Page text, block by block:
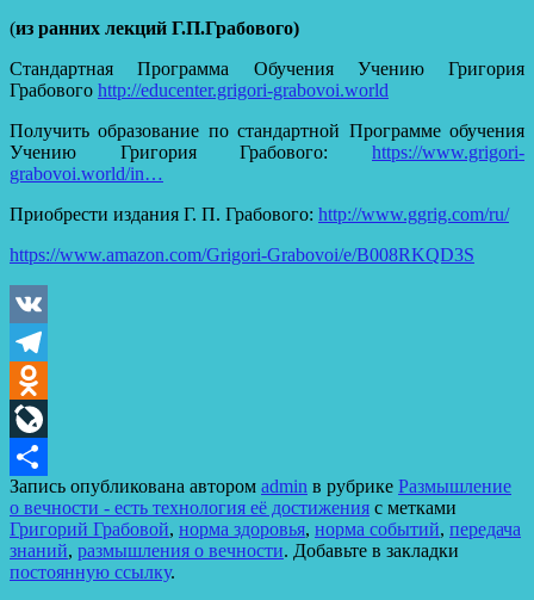
(из ранних лекций Г.П.Грабового)
Стандартная Программа Обучения Учению Григория
Грабового http://educenter.grigori-grabovoi.world
Получить образование по стандартной Программе обучения
Учению Григория Грабового: https://www.grigori-
grabovoi.world/in…
Приобрести издания Г. П. Грабового: http://www.ggrig.com/ru/
https://www.amazon.com/Grigori-Grabovoi/e/B008RKQD3S
VK
Telegram
Odnoklassniki
LiveJournal
Отправить
Запись опубликована автором admin в рубрике Размышление
о вечности - есть технология её достижения с метками
Григорий Грабовой, норма здоровья, норма событий, передача
знаний, размышления о вечности. Добавьте в закладки
постоянную ссылку.